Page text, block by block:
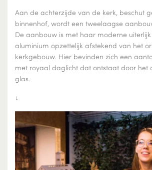
Aan de achterzijde van de kerk, beschut
binnenhof, wordt een tweelaagse
De aanbouw is met haar moderne
aluminium opzettelijk afstekend van het
kerkgebouw. Hier bevinden zich een
met royaal daglicht dat ontstaat door het
glas.
↓